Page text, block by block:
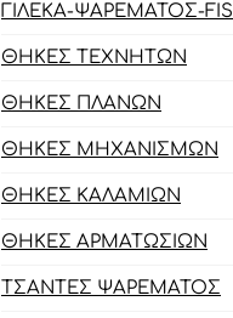
ΓΙΛΈΚΑ-ΨΑΡΈΜΑΤΟΣ-
ΘΉΚΕΣ ΤΕΧΝΗΤΏΝ
ΘΉΚΕΣ ΠΛΆΝΩΝ
ΘΉΚΕΣ ΜΗΧΑΝΙΣΜΏΝ
ΘΉΚΕΣ ΚΑΛΑΜΙΏΝ
ΘΉΚΕΣ ΑΡΜΑΤΩΣΙΏΝ
ΤΣΆΝΤΕΣ ΨΑΡΈΜΑΤΟΣ